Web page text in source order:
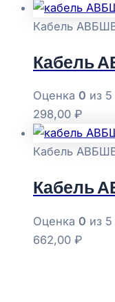
Кабель
Кабель
Оценка 0 из 5
298,00 ₽
Кабель
Кабель
Оценка 0 из 5
662,00 ₽